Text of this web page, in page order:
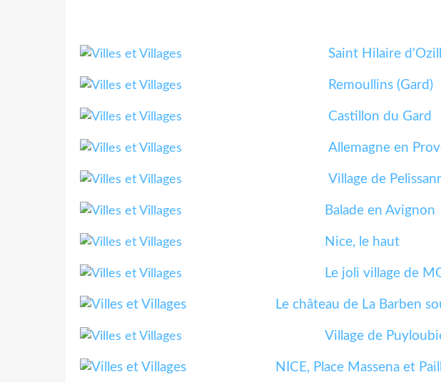
Saint Hilaire
Remoullins (Gard)
Castillon du Gard
Allemagne en
Village de
Balade en Avignon
Nice, le haut
Le joli village de
Le château de La Barben
Village de
NICE, Place Massena et